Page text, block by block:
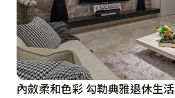
內斂柔和色彩 勾勒典雅退休生活